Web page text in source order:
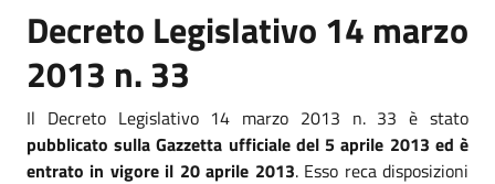
Decreto Legislativo 14 marzo
2013 n. 33
Il Decreto Legislativo 14 marzo 2013 n. 33 è stato
pubblicato sulla Gazzetta ufficiale del 5 aprile 2013 ed è
entrato in vigore il 20 aprile 2013. Esso reca disposizioni